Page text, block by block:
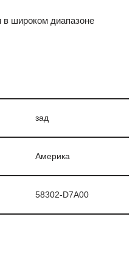
в широком диапазоне
зад
Америка
58302-D7A00